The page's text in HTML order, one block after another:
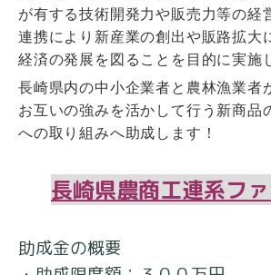
が有する技術開発力や販売力等の経
連携により新産業の創出や販路拡大
経済の発展を図ることを目的に実施
長崎県内の中小企業者と農林漁業者
お互いの強みを活かして行う新商品
への取り組みへ助成します！
長崎県農商工連系フ
助成金の概要